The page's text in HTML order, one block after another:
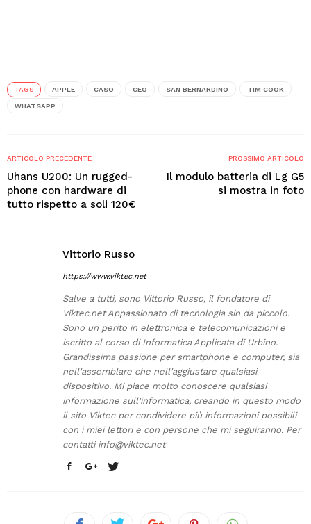
TAGS APPLE CASO CEO SAN BERNARDINO TIM COOK
WHATSAPP
ARTICOLO PRECEDENTE
Uhans U200: Un rugged-
phone con hardware di
tutto rispetto a soli 120€
PROSSIMO ARTICOLO
Il modulo batteria di Lg G5
si mostra in foto
Vittorio Russo
https://www.viktec.net
Salve a tutti, sono Vittorio Russo, il fondatore di
Viktec.net Appassionato di tecnologia sin da piccolo.
Sono un perito in elettronica e telecomunicazioni e
iscritto al corso di Informatica Applicata di Urbino.
Grandissima passione per smartphone e computer, sia
nell'assemblare che nell'aggiustare qualsiasi
dispositivo. Mi piace molto conoscere qualsiasi
informazione sull'informatica, creando in questo modo
il sito Viktec per condividere più informazioni possibili
con i miei lettori e con persone che mi seguiranno. Per
contatti info@viktec.net